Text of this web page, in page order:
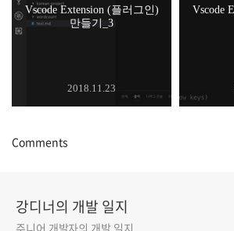
Vscode Extension (플러그인)
만들기_3
2018.11.23
Vscode
Comments
강디너의 개발 일지